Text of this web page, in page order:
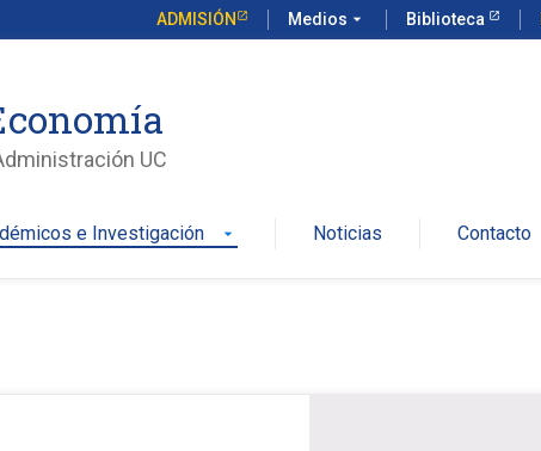
ADMISIÓN Medios arrow_drop_down Biblioteca
UC
e Investigación arrow_drop_down Noticias Contacto